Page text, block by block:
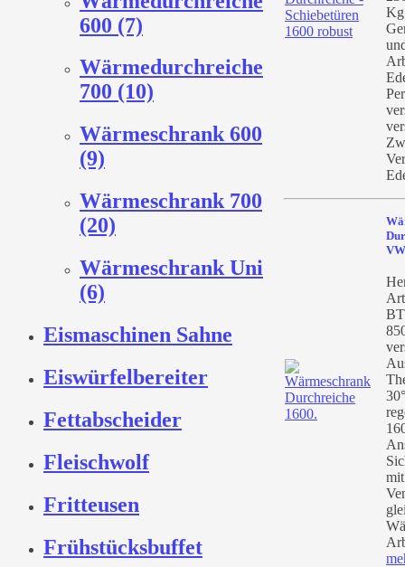
600 (7)
Wärmedurchreiche
700 (10)
Wärmeschrank 600
(9)
Wärmeschrank 700
(20)
Wärmeschrank Uni
(6)
Eismaschinen Sahne
Eiswürfelbereiter
Fettabscheider
Fleischwolf
Fritteusen
Frühstücksbuffet
Kg